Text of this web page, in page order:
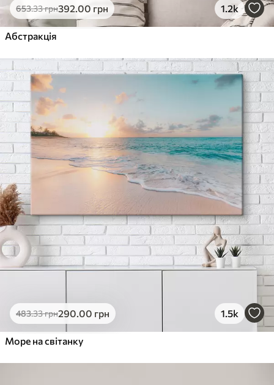
653.33грн392.00 грн 1.2k
Абстракція
483.33грн290.00 грн 1.5k
Море на світанку